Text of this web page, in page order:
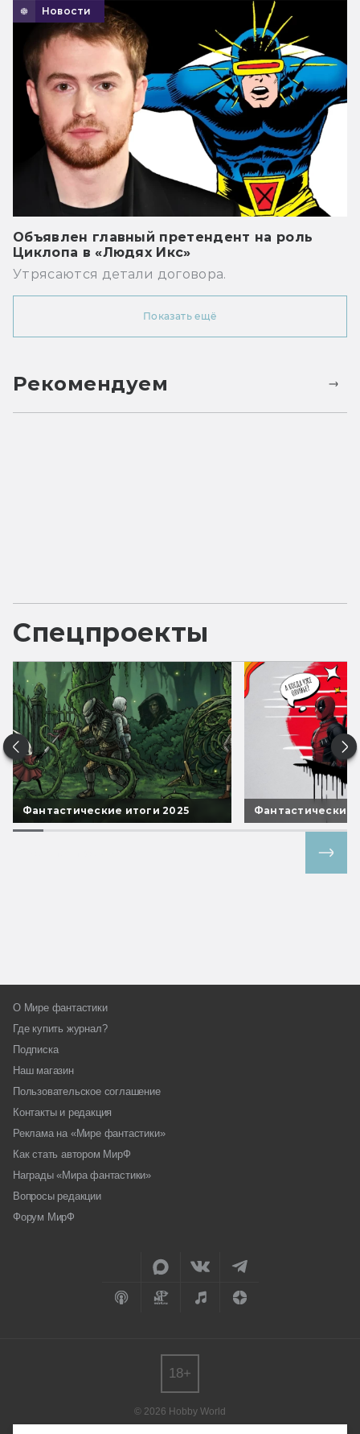
Новости
Объявлен главный претендент на роль
Циклопа в «Людях Икс»
Утрясаются детали договора.
Показать ещё
Рекомендуем
Спецпроекты
Фантастические итоги 2025 Фантастические
О Мире фантастики
Где купить журнал?
Подписка
Наш магазин
Пользовательское соглашение
Контакты и редакция
Реклама на «Мире фантастики»
Как стать автором МирФ
Награды «Мира фантастики»
Вопросы редакции
Форум МирФ
© 2026 Hobby World
18+